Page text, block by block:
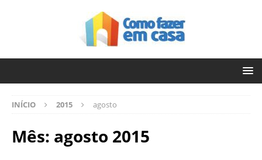
INÍCIO 2015 agosto
Mês: agosto 2015